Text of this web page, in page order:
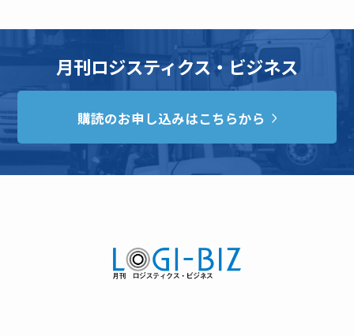
月刊ロジスティクス・ビジネス
購読のお申し込みはこちらから